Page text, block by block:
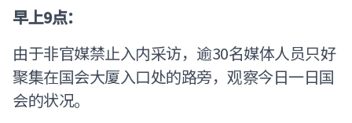
早上9点：
由于非官媒禁止入内采访，逾30名媒体人员只好
聚集在国会大厦入口处的路旁，观察今日一日国
会的状况。